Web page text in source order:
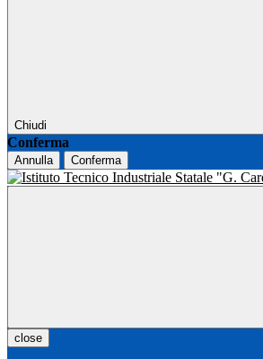
Chiudi
Conferma
Annulla Conferma
close